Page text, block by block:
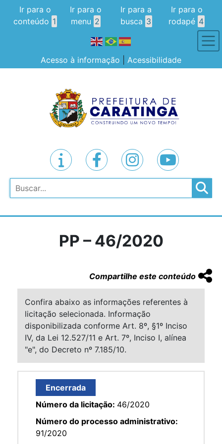
Ir para o
conteúdo 1
Ir para o
menu 2
Ir para a
busca 3
Ir para o
rodapé 4
Acesso à informação Acessibilidade
Pesquisar
PP – 46/2020
Compartilhe este conteúdo
Confira abaixo as informações referentes à
licitação selecionada. Informação
disponibilizada conforme Art. 8º, §1º Inciso
IV, da Lei 12.527/11 e Art. 7º, Inciso I, alínea
"e", do Decreto nº 7.185/10.
Encerrada
Número da licitação: 46/2020
Número do processo administrativo:
91/2020